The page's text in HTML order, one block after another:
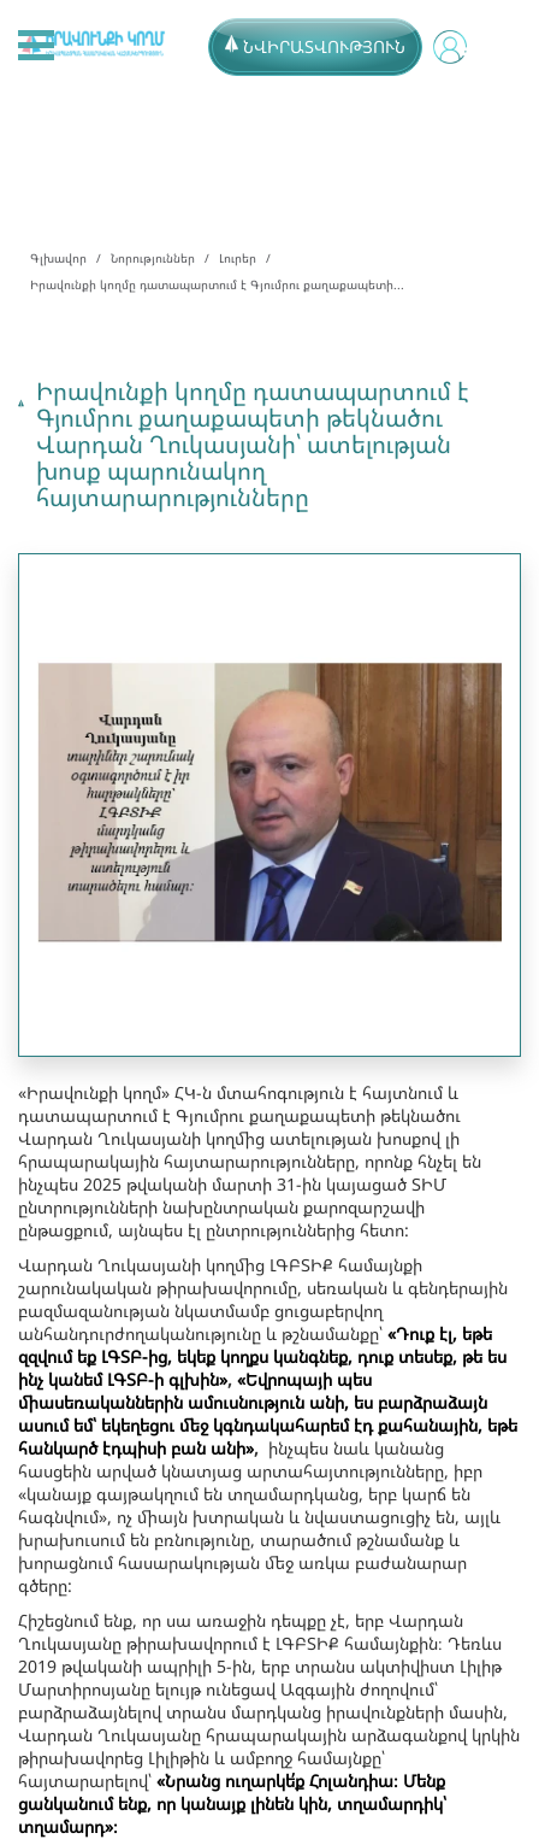
ՆՎԻՐԱՏՎՈՒԹՅՈՒՆ
Գլխավոր Նորություններ
Լուրեր
Իրավունքի կողմը դատապարտում է Գյումրու քաղաքապետի...
Իրավունքի կողմը դատապարտում է
Գյումրու քաղաքապետի թեկնածու
Վարդան Ղուկասյանի՝ ատելության
խոսք պարունակող
հայտարարությունները
«Իրավունքի կողմ» ՀԿ-ն մտահոգություն է հայտնում և
դատապարտում է Գյումրու քաղաքապետի թեկնածու
Վարդան Ղուկասյանի կողմից ատելության խոսքով լի
հրապարակային հայտարարությունները, որոնք հնչել են
ինչպես 2025 թվականի մարտի 31-ին կայացած ՏԻՄ
ընտրությունների նախընտրական քարոզարշավի
ընթացքում, այնպես էլ ընտրություններից հետո:
Վարդան Ղուկասյանի կողմից ԼԳԲՏԻՔ համայնքի
շարունակական թիրախավորումը, սեռական և գենդերային
բազմազանության նկատմամբ ցուցաբերվող
անհանդուրժողականությունը և թշնամանքը՝ «Դուք էլ, եթե
զզվում եք ԼԳՏԲ-ից, եկեք կողքս կանգնեք, դուք տեսեք, թե ես
ինչ կանեմ ԼԳՏԲ-ի գլխին», «Եվրոպայի պես
միասեռականներին ամուսնություն անի, ես բարձրաձայն
ասում եմ՝ եկեղեցու մեջ կգնդակահարեմ էդ քահանային, եթե
հանկարծ էդպիսի բան անի», ինչպես նաև կանանց
հասցեին արված կնատյաց արտահայտությունները, իբր
«կանայք գայթակղում են տղամարդկանց, երբ կարճ են
հագնվում», ոչ միայն խտրական և նվաստացուցիչ են, այլև
խրախուսում են բռնությունը, տարածում թշնամանք և
խորացնում հասարակության մեջ առկա բաժանարար
գծերը:
Հիշեցնում ենք, որ սա առաջին դեպքը չէ, երբ Վարդան
Ղուկասյանը թիրախավորում է ԼԳԲՏԻՔ համայնքին։ Դեռևս
2019 թվականի ապրիլի 5-ին, երբ տրանս ակտիվիստ Լիլիթ
Մարտիրոսյանը ելույթ ունեցավ Ազգային ժողովում՝
բարձրաձայնելով տրանս մարդկանց իրավունքների մասին,
Վարդան Ղուկասյանը հրապարակային արձագանքով կրկին
թիրախավորեց Լիլիթին և ամբողջ համայնքը՝
հայտարարելով՝ «Նրանց ուղարկե՛ք Հոլանդիա։ Մենք
ցանկանում ենք, որ կանայք լինեն կին, տղամարդիկ՝
տղամարդ»։